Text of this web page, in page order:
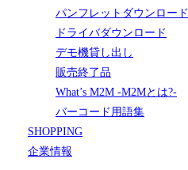
パンフレットダウンロード
ドライバダウンロード
デモ機貸し出し
販売終了品
What’s M2M -M2Mとは?-
バーコード用語集
SHOPPING
企業情報